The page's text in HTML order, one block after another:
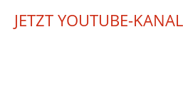
JETZT YOUTUBE-